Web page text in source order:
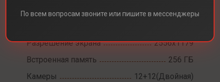
Разрешение экрана
2556x1179
Встроенная память
256 ГБ
Камеры
12+12(Двойная)
По всем вопросам звоните или пишите в мессенджеры